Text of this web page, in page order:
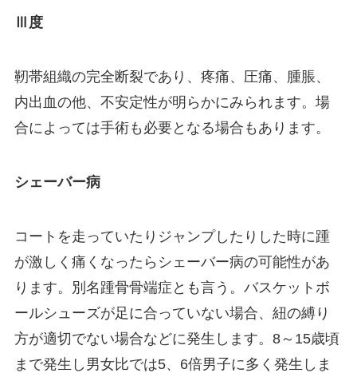
Ⅲ度
靭帯組織の完全断裂であり、疼痛、圧痛、腫脹、
内出血の他、不安定性が明らかにみられます。場
合によっては手術も必要となる場合もあります。
シェーバー病
コートを走っていたりジャンプしたりした時に踵
が激しく痛くなったらシェーバー病の可能性があ
ります。別名踵骨骨端症とも言う。バスケットボ
ールシューズが足に合っていない場合、紐の縛り
方が適切でない場合などに発生します。8～15歳頃
まで発生し男女比では5、6倍男子に多く発生しま